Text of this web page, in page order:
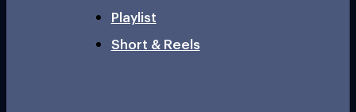
Playlist
Short & Reels